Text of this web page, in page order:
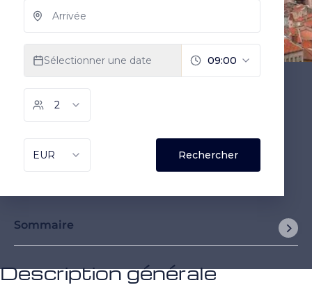
Sommaire
Description générale